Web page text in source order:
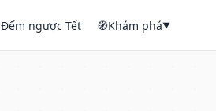
Đếm ngược Tết 🧭Khám phá▼